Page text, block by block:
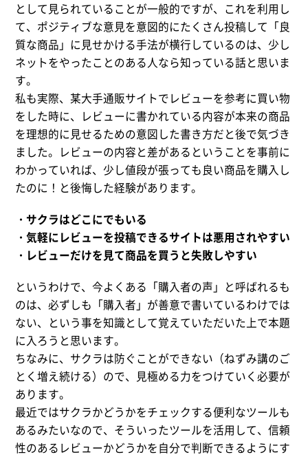
として見られていることが一般的ですが、これを利用し
て、ポジティブな意見を意図的にたくさん投稿して「良
質な商品」に見せかける手法が横行しているのは、少し
ネットをやったことのある人なら知っている話と思いま
す。
私も実際、某大手通販サイトでレビューを参考に買い物
をした時に、レビューに書かれている内容が本来の商品
を理想的に見せるための意図した書き方だと後で気づき
ました。レビューの内容と差があるということを事前に
わかっていれば、少し値段が張っても良い商品を購入し
たのに！と後悔した経験があります。
・サクラはどこにでもいる
・気軽にレビューを投稿できるサイトは悪用されやすい
・レビューだけを見て商品を買うと失敗しやすい
というわけで、今よくある「購入者の声」と呼ばれるも
のは、必ずしも「購入者」が善意で書いているわけでは
ない、という事を知識として覚えていただいた上で本題
に入ろうと思います。
ちなみに、サクラは防ぐことができない（ねずみ講のご
とく増え続ける）ので、見極める力をつけていく必要が
あります。
最近ではサクラかどうかをチェックする便利なツールも
あるみたいなので、そういったツールを活用して、信頼
性のあるレビューかどうかを自分で判断できるようにす